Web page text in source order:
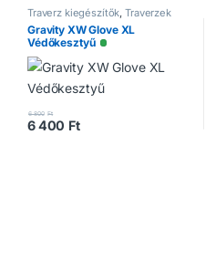
Traverz kiegészítők,Traverzek
Gravity XW Glove XL
Védőkesztyű Elérhető
6 800 Ft
6 400 Ft